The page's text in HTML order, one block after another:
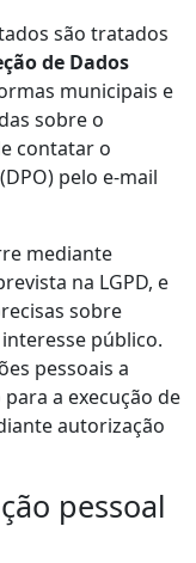
são tratados
de Dados
municipais e
sobre o
contatar o
pelo e‑mail
mediante
na LGPD, e
sobre
público.
pessoais a
a execução de
autorização
pessoal